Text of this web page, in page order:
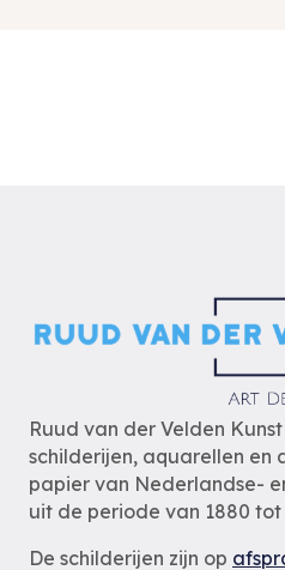
Ruud van der Velden
schilderijen, aquarellen en
papier van Nederlandse-
uit de periode van 1880 tot
De schilderijen zijn op